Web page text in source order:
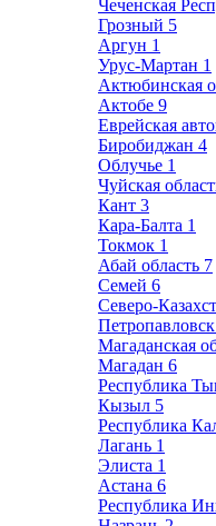
Чеченская
Грозный 5
Аргун 1
Урус-Мартан 1
Актюбинская
Актобе 9
Еврейская
Биробиджан 4
Облучье 1
Чуйская
Кант 3
Кара-Балта 1
Токмок 1
Абай область 7
Семей 6
Северо-
Петропавловск
Магаданская
Магадан 6
Республика
Кызыл 5
Республика
Лагань 1
Элиста 1
Астана 6
Республика